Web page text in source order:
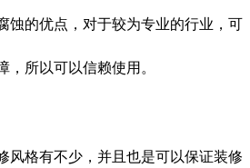
蚀的优点，对于较为专业的行业，可
，所以可以信赖使用。
格有不少，并且也是可以保证装修